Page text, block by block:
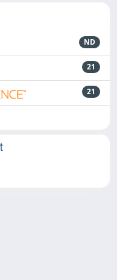
ND
21
21